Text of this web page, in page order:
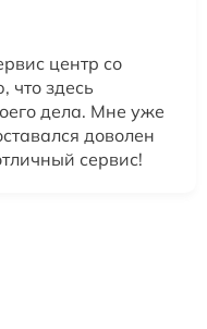
центр со
что здесь
дела. Мне уже
доволен
сервис!